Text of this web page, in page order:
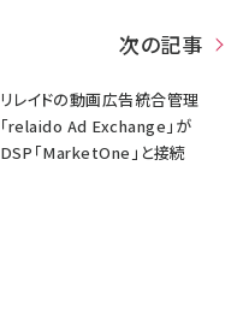
次の記事
リレイドの動画広告統合管理
「relaido Ad Exchange」が
DSP「MarketOne」と接続